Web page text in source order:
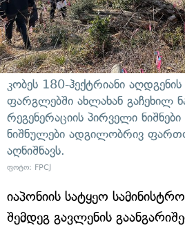
კობეს 180-ჰექტრიანი
ფარგლებში ახლახან გაჩეხილ
რეგენერაციის პირველი
ნიშნულები ადგილობრივ
აღნიშნავს.
ფოტო: FPCJ
იაპონიის სატყეო
შემდეგ გავლენის